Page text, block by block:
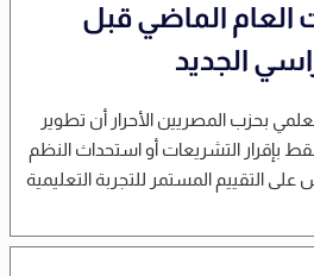
العام الماضي قبل
الجديد
بحزب المصريين الأحرار أن تطوير
بإقرار التشريعات أو استحداث النظم
على التقييم المستمر للتجربة التعليمية